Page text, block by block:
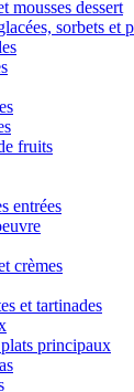
mousses dessert
sorbets et
fruits
entrées
crèmes
et tartinades
principaux